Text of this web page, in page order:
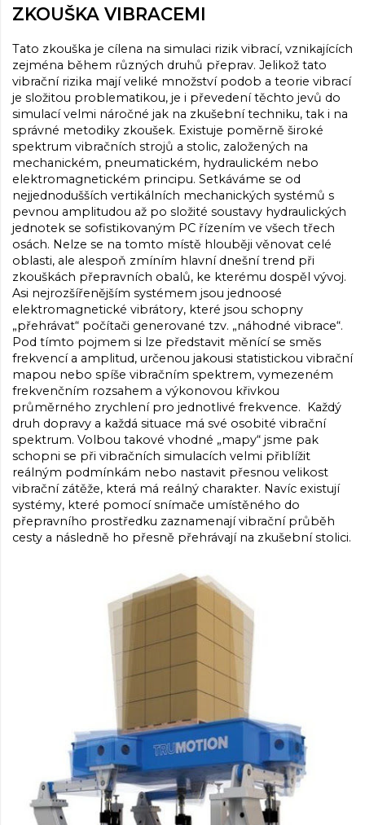
ZKOUŠKA VIBRACEMI
Tato zkouška je cílena na simulaci rizik vibrací, vznikajících
zejména během různých druhů přeprav. Jelikož tato
vibrační rizika mají veliké množství podob a teorie vibrací
je složitou problematikou, je i převedení těchto jevů do
simulací velmi náročné jak na zkušební techniku, tak i na
správné metodiky zkoušek. Existuje poměrně široké
spektrum vibračních strojů a stolic, založených na
mechanickém, pneumatickém, hydraulickém nebo
elektromagnetickém principu. Setkáváme se od
nejjednodušších vertikálních mechanických systémů s
pevnou amplitudou až po složité soustavy hydraulických
jednotek se sofistikovaným PC řízením ve všech třech
osách. Nelze se na tomto místě hlouběji věnovat celé
oblasti, ale alespoň zmíním hlavní dnešní trend při
zkouškách přepravních obalů, ke kterému dospěl vývoj.
Asi nejrozšířenějším systémem jsou jednoosé
elektromagnetické vibrátory, které jsou schopny
„přehrávat“ počítači generované tzv. „náhodné vibrace“.
Pod tímto pojmem si lze představit měnící se směs
frekvencí a amplitud, určenou jakousi statistickou vibrační
mapou nebo spíše vibračním spektrem, vymezeném
frekvenčním rozsahem a výkonovou křivkou
průměrného zrychlení pro jednotlivé frekvence. Každý
druh dopravy a každá situace má své osobité vibrační
spektrum. Volbou takové vhodné „mapy“ jsme pak
schopni se při vibračních simulacích velmi přiblížit
reálným podmínkám nebo nastavit přesnou velikost
vibrační zátěže, která má reálný charakter. Navíc existují
systémy, které pomocí snímače umístěného do
přepravního prostředku zaznamenají vibrační průběh
cesty a následně ho přesně přehrávají na zkušební stolici.